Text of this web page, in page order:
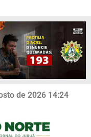
de 2026 14:24